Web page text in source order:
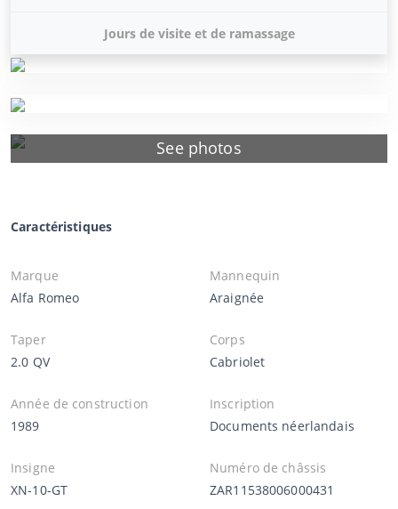
See photos
Jours de visite et de ramassage
Caractéristiques
Marque
Alfa Romeo
Mannequin
Araignée
Taper
2.0 QV
Corps
Cabriolet
Année de construction
1989
Inscription
Documents néerlandais
Insigne
XN-10-GT
Numéro de châssis
ZAR11538006000431